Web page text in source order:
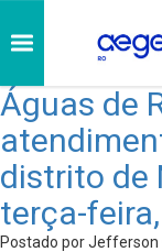
Águas de
distrito de
terça-
Postado por